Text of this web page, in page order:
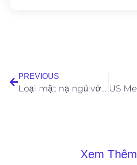
PREVIOUS
Loại mặt nạ ngủ với 2 thành phần tự chế giúp da mềm mại
Xem Thêm